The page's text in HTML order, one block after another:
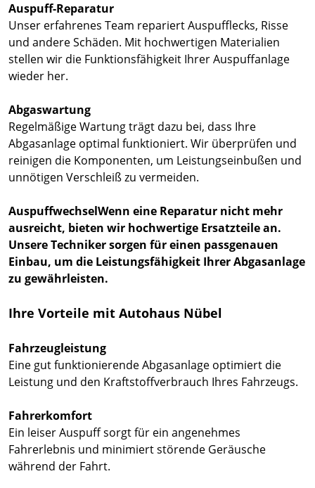
Auspuff-Reparatur
Unser erfahrenes Team repariert Auspufflecks, Risse
und andere Schäden. Mit hochwertigen Materialien
stellen wir die Funktionsfähigkeit Ihrer Auspuffanlage
wieder her.
Abgaswartung
Regelmäßige Wartung trägt dazu bei, dass Ihre
Abgasanlage optimal funktioniert. Wir überprüfen und
reinigen die Komponenten, um Leistungseinbußen und
unnötigen Verschleiß zu vermeiden.
AuspuffwechselWenn eine Reparatur nicht mehr
ausreicht, bieten wir hochwertige Ersatzteile an.
Unsere Techniker sorgen für einen passgenauen
Einbau, um die Leistungsfähigkeit Ihrer Abgasanlage
zu gewährleisten.
Ihre Vorteile mit Autohaus Nübel
Fahrzeugleistung
Eine gut funktionierende Abgasanlage optimiert die
Leistung und den Kraftstoffverbrauch Ihres Fahrzeugs.
Fahrerkomfort
Ein leiser Auspuff sorgt für ein angenehmes
Fahrerlebnis und minimiert störende Geräusche
während der Fahrt.